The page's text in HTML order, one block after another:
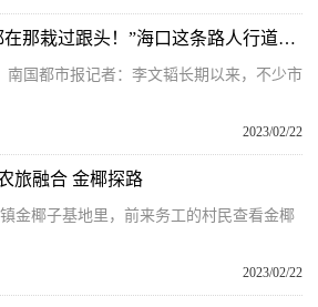
世界速讯：“很多人都在那栽过跟头！”海口这条路人行道被吐槽 部门回应来了
南国都市报记者：李文韬长期以来，不少市
2023/02/22
旅融合 金椰探路
金椰子基地里，前来务工的村民查看金椰
2023/02/22